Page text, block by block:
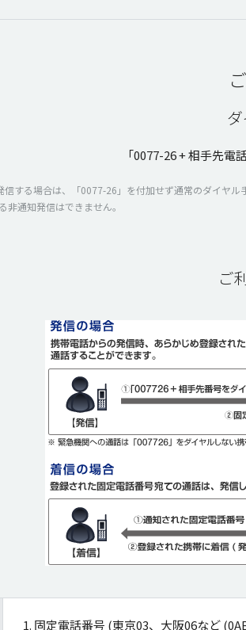
「0077-26 +相手先電
信する場合は、「0077-26」を付加せず通常のダイヤル
非通知発信はできません。
ご
1. 固定電話番号 (東京03、大阪06など